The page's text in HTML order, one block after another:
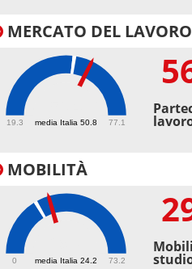
MERCATO DEL LAVORO
media Italia 50.8
19.3 77.1
MOBILITÀ
media Italia 24.2
0 73.2